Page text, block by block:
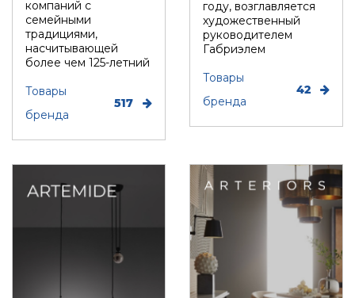
Подбор, производство и комплектация по вашему
Все категории товаров
Бренды
компаний с
семейными
традициями,
насчитывающей
более чем 125-летний
мебельном секторе....
Товары
бренда
517
году, возглавляется
художественный
руководителем
Габриэлем
управляет гал...
Товары
бренда
42